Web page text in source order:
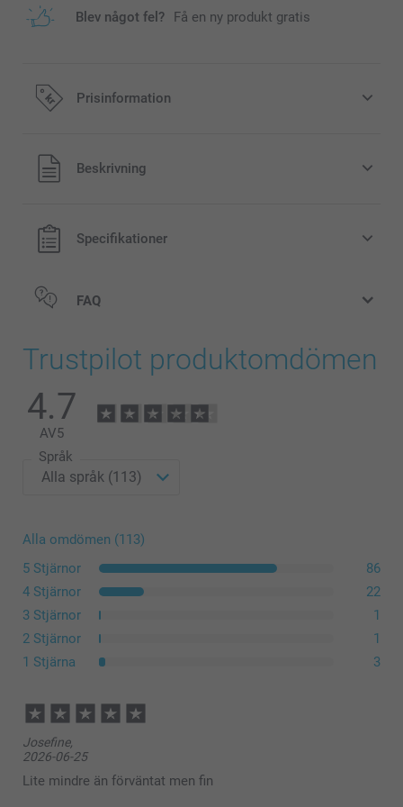
Blev något fel? Få en ny produkt gratis
Prisinformation
Alla priser är i svenska kronor (SEK), inklusive moms och
exklusive porto.
Beskrivning
Specifikationer
Kvadratisk: 1x120 gram "Charlotte Chocolat"
Citron" citronmördegskakor
Rektangulär: Fylld med 90 gram individuellt förpackade
"Charlotte Chocolat" chokladkakor med hasselnötter
Rund & hjärtformad: Fylld med 75 gram individuellt
förpackade "Charlotte Chocolat" chokladkakor med
Klicka här för att läsa näringsinformationen för
Generous kakorna
FAQ
Trustpilot produktomdömen
4.7
AV5
Språk
Alla omdömen (113)
5 Stjärnor
86
4 Stjärnor
22
3 Stjärnor
1
2 Stjärnor
1
1 Stjärna
3
Josefine,
2026-06-25
Lite mindre än förväntat men fin